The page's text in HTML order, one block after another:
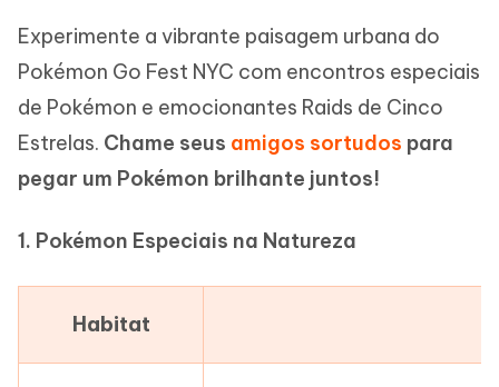
Experimente a vibrante paisagem urbana do
Pokémon Go Fest NYC com encontros especiais
de Pokémon e emocionantes Raids de Cinco
Estrelas. Chame seus amigos sortudos para
pegar um Pokémon brilhante juntos!
1. Pokémon Especiais na Natureza
Habitat